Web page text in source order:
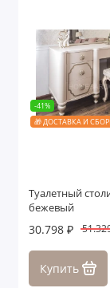
-41%
🎁 ДОСТАВКА И
Туалетный
бежевый
30.798 ₽
Купить